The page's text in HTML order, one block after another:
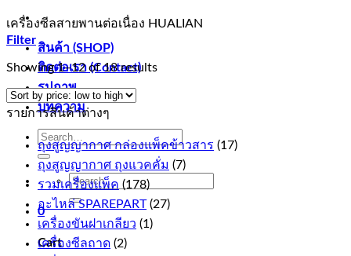
สินค้า (SHOP)
ติดต่อเรา (Contact)
รูปภาพ
บทความ
Search
for:
Search
for:
0
Cart
เครื่องซีลสายพานต่อเนื่อง HUALIAN
Filter
Showing 1–12 of 18 results
รายการสินค้าต่างๆ
ถุงสูญญากาศ กล่องแพ็คข้าวสาร (17)
ถุงสูญญากาศ ถุงแวคคั่ม (7)
รวมเครื่องแพ็ค (178)
อะไหล่ SPAREPART (27)
เครื่องขันฝาเกลียว (1)
เครื่องซีลถาด (2)